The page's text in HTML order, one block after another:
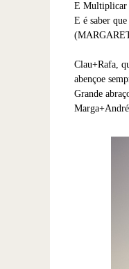
E Multiplicar
E é saber
Clau+Rafa,
abençoe
Grande
Marga+André